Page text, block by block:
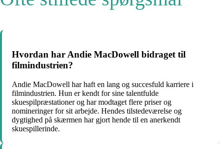
Hvordan har Andie MacDowell bidraget til
filmindustrien?
Andie MacDowell har haft en lang og succesfuld karriere i
filmindustrien. Hun er kendt for sine talentfulde
skuespilpræstationer og har modtaget flere priser og
nomineringer for sit arbejde. Hendes tilstedeværelse og
dygtighed på skærmen har gjort hende til en anerkendt
skuespillerinde.